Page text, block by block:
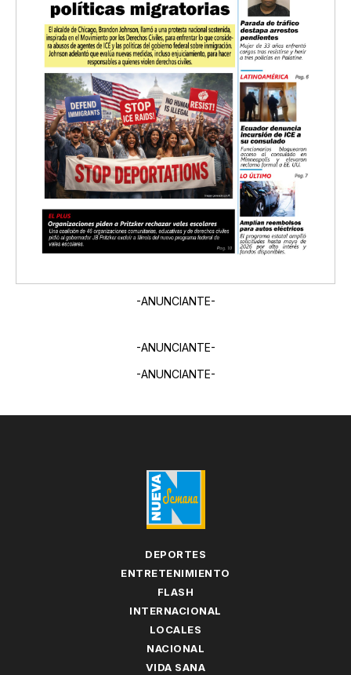
-ANUNCIANTE-
-ANUNCIANTE-
-ANUNCIANTE-
DEPORTES
ENTRETENIMIENTO
FLASH
INTERNACIONAL
LOCALES
NACIONAL
VIDA SANA